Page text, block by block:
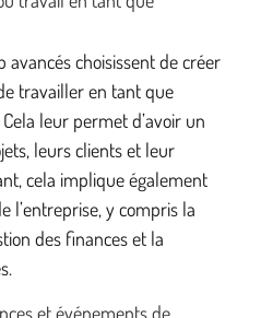
avancés choisissent de créer
travailler en tant que
leur permet d’avoir un
leurs clients et leur
cela implique également
l’entreprise, y compris la
des finances et la
et événements de